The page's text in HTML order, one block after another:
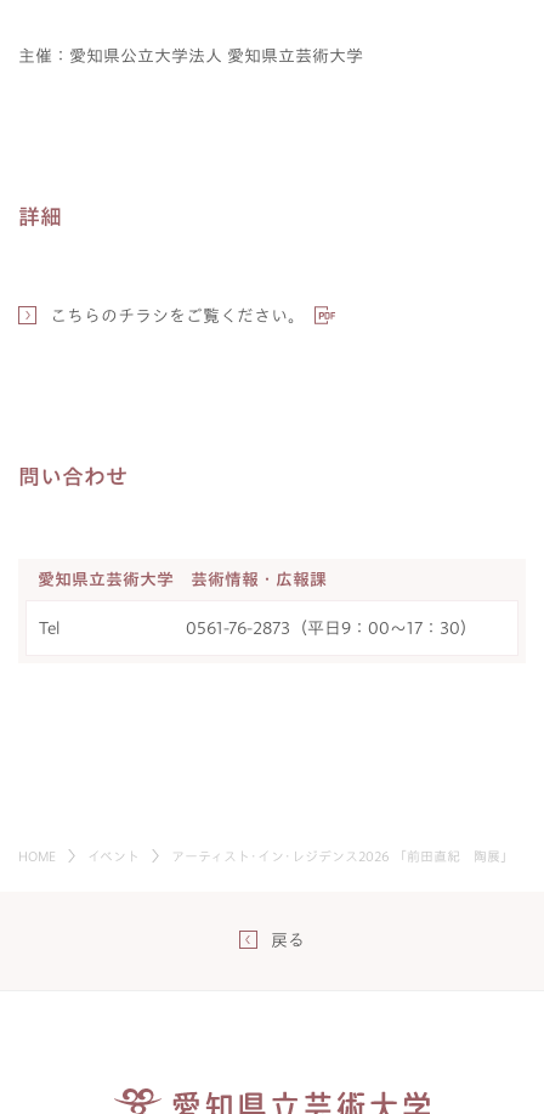
主催：愛知県公立大学法人 愛知県立芸術大学
詳細
こちらのチラシをご覧ください。
問い合わせ
愛知県立芸術大学 芸術情報・広報課
Tel 0561-76-2873（平日9：00～17：30）
HOME イベント アーティスト･イン･レジデンス2026 「前田直紀 陶展」
戻る